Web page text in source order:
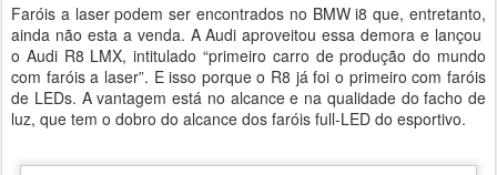
Faróis a laser podem ser encontrados no BMW i8 que, entretanto,
ainda não esta a venda. A Audi aproveitou essa demora e lançou
o Audi R8 LMX, intitulado “primeiro carro de produção do mundo
com faróis a laser”. E isso porque o R8 já foi o primeiro com faróis
de LEDs. A vantagem está no alcance e na qualidade do facho de
luz, que tem o dobro do alcance dos faróis full-LED do esportivo.